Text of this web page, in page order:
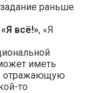
раньше
«Я всё!», «Я
иметь
отражающую
то